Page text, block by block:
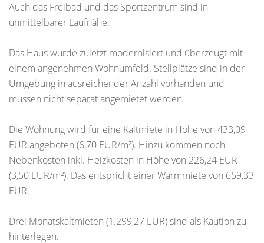
Auch das Freibad und das Sportzentrum sind in
unmittelbarer Laufnähe.
Das Haus wurde zuletzt modernisiert und überzeugt mit
einem angenehmen Wohnumfeld. Stellplätze sind in der
Umgebung in ausreichender Anzahl vorhanden und
müssen nicht separat angemietet werden.
Die Wohnung wird für eine Kaltmiete in Höhe von 433,09
EUR angeboten (6,70 EUR/m²). Hinzu kommen noch
Nebenkosten inkl. Heizkosten in Höhe von 226,24 EUR
(3,50 EUR/m²). Das entspricht einer Warmmiete von 659,33
EUR.
Drei Monatskaltmieten (1.299,27 EUR) sind als Kaution zu
hinterlegen.